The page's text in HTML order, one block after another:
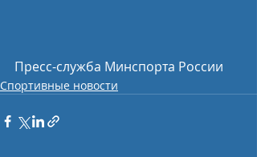
Пресс-служба Минспорта России
Спортивные новости